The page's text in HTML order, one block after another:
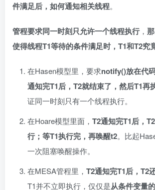
件满足后，如何通知相关线程。
管程要求同一时刻只允许一个线程执行，
使得线程T1等待的条件满足时，T1和T2究
在Hasen模型里，要求notify()放在代
通知完T1后，T2就结束了，然后T1再
证同一时刻只有一个线程执行。
在Hoare模型里面， T2通知完T1后，
行；等T1执行完，再唤醒t2。比起
一次阻塞唤醒操作。
在MESA管程里， T2通知完T1后，T2
T1并不立即执行，仅仅是从条件变量